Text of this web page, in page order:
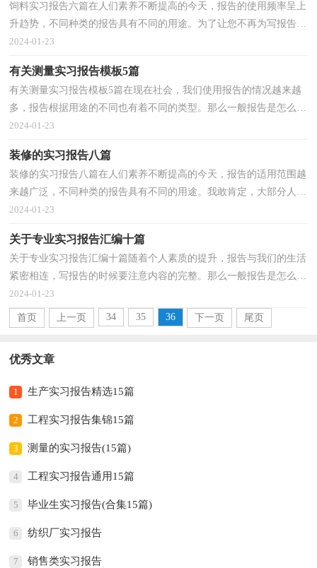
饲料实习报告六篇在人们素养不断提高的今天，报告的使用频率呈上
升趋势，不同种类的报告具有不同的用途。为了让您不再为写报告头
疼，下面是小编为大家收集的饲料实习报告6篇，供大...
2024-01-23
有关测量实习报告模板5篇
有关测量实习报告模板5篇在现在社会，我们使用报告的情况越来越
多，报告根据用途的不同也有着不同的类型。那么一般报告是怎么写
的呢？以下是小编整理的测量实习报告5篇，仅供参考，欢...
2024-01-23
装修的实习报告八篇
装修的实习报告八篇在人们素养不断提高的今天，报告的适用范围越
来越广泛，不同种类的报告具有不同的用途。我敢肯定，大部分人都
对写报告很是头疼的，下面是小编整理的装修的实习报...
2024-01-23
关于专业实习报告汇编十篇
关于专业实习报告汇编十篇随着个人素质的提升，报告与我们的生活
紧密相连，写报告的时候要注意内容的完整。那么一般报告是怎么写
的呢？以下是小编整理的专业实习报告10篇，仅供参考...
2024-01-23
首页 上一页 34 35 36 下一页 尾页
优秀文章
1 生产实习报告精选15篇
2 工程实习报告集锦15篇
3 测量的实习报告(15篇)
4 工程实习报告通用15篇
5 毕业生实习报告(合集15篇)
6 纺织厂实习报告
7 销售类实习报告